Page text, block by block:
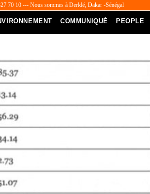
70 10 --- Nous sommes à Derklé, Dakar -Sénégal
COMMUNIQUÉ PEOPLE